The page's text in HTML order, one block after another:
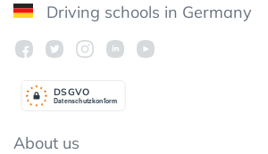
Driving schools in Germany
Datenschutzkonform
DSGVO
About us